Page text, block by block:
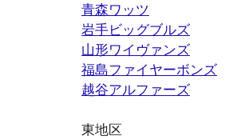
青森ワッツ
岩手ビッグブルズ
山形ワイヴァンズ
福島ファイヤーボンズ
越谷アルファーズ
東地区